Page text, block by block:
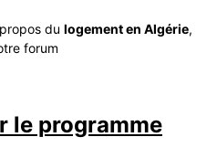
du logement en Algérie,
forum
le programme